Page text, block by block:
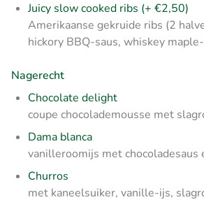
Juicy slow cooked ribs (+ €2,50)
Amerikaanse gekruide ribs (2
hickory BBQ-saus, whiskey
Nagerecht
Chocolate delight
coupe chocolademousse met
Dama blanca
vanilleroomijs met chocoladesaus
Churros
met kaneelsuiker, vanille-ijs,